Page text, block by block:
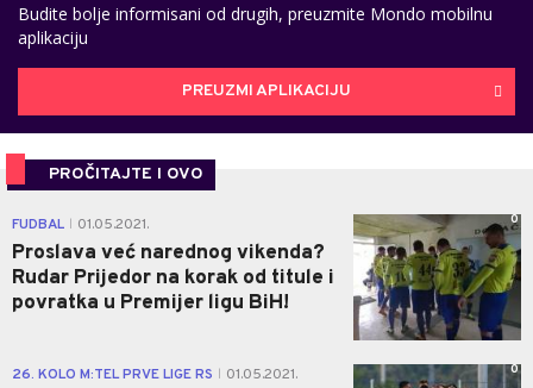
Budite bolje informisani od drugih, preuzmite Mondo mobilnu
aplikaciju
PREUZMI APLIKACIJU
PROČITAJTE I OVO
FUDBAL 01.05.2021.
Proslava već narednog vikenda?
Rudar Prijedor na korak od titule i
povratka u Premijer ligu BiH!
0
26. KOLO M:TEL PRVE LIGE RS 01.05.2021. 0